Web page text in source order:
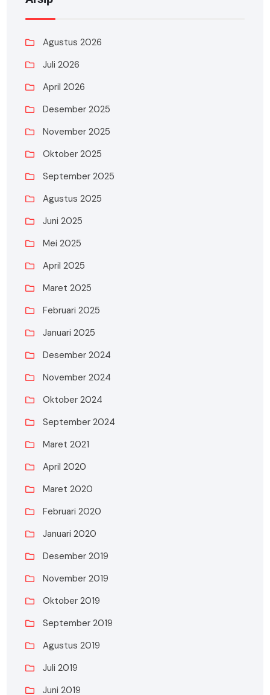
Agustus 2026
Juli 2026
April 2026
Desember 2025
November 2025
Oktober 2025
September 2025
Agustus 2025
Juni 2025
Mei 2025
April 2025
Maret 2025
Februari 2025
Januari 2025
Desember 2024
November 2024
Oktober 2024
September 2024
Maret 2021
April 2020
Maret 2020
Februari 2020
Januari 2020
Desember 2019
November 2019
Oktober 2019
September 2019
Agustus 2019
Juli 2019
Juni 2019